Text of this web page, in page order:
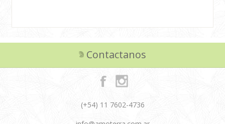
Contactanos
(+54) 11 7602-4736